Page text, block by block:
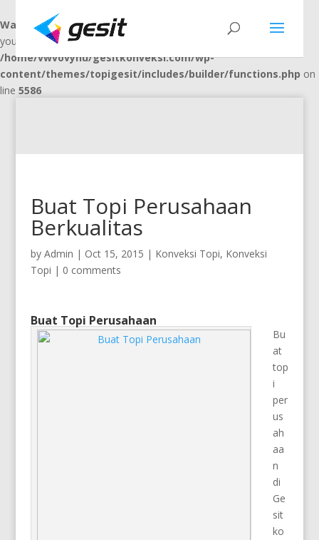
Warning: "continue" targeting switch is equivalent to "break". Did
you mean to use "continue 2"? in
/home/vwvovynu/gesitkonveksi.com/wp-
content/themes/topigesit/includes/builder/functions.php on
line 5586
Buat Topi Perusahaan
Berkualitas
by Admin | Oct 15, 2015 | Konveksi Topi, Konveksi
Topi | 0 comments
Buat Topi Perusahaan
Bu
at
top
i
per
us
ah
aa
n
di
Ge
sit
ko